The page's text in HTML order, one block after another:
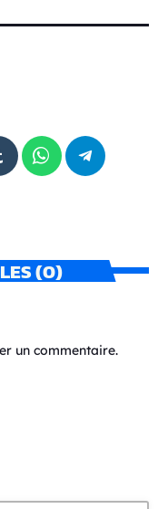
(0)
un commentaire.